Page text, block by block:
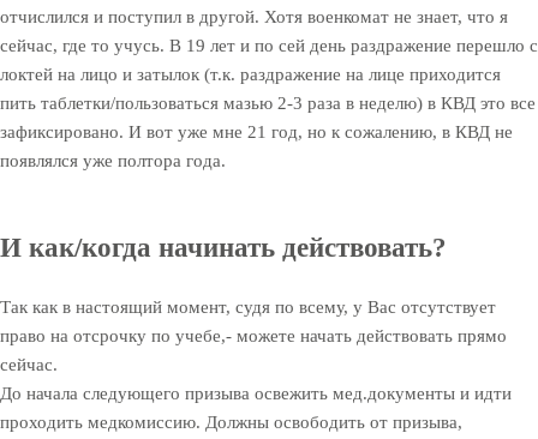
отчислился и поступил в другой. Хотя военкомат не знает, что я
сейчас, где то учусь. В 19 лет и по сей день раздражение перешло с
локтей на лицо и затылок (т.к. раздражение на лице приходится
пить таблетки/пользоваться мазью 2-3 раза в неделю) в КВД это все
зафиксировано. И вот уже мне 21 год, но к сожалению, в КВД не
появлялся уже полтора года.
И как/когда начинать действовать?
Так как в настоящий момент, судя по всему, у Вас отсутствует
право на отсрочку по учебе,- можете начать действовать прямо
сейчас.
До начала следующего призыва освежить мед.документы и идти
проходить медкомиссию. Должны освободить от призыва,